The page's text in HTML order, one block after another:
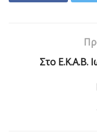
Στο Ε.Κ.Α.Β.